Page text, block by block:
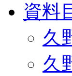
資料
久
久